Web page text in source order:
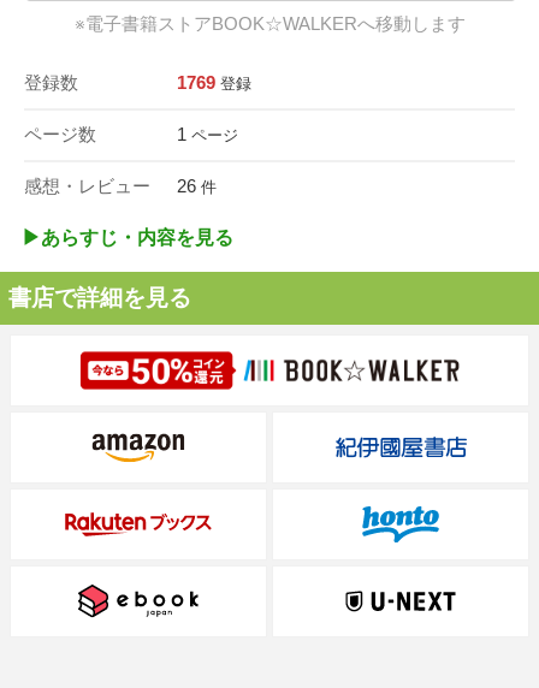
※電子書籍ストアBOOK☆WALKERへ移動します
登録数 1769 登録
ページ数 1 ページ
感想・レビュー 26 件
▶︎あらすじ・内容を見る
書店で詳細を見る